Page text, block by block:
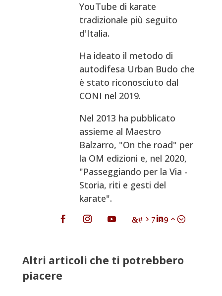
YouTube di karate
tradizionale più seguito
d'Italia.
Ha ideato il metodo di
autodifesa Urban Budo che
è stato riconosciuto dal
CONI nel 2019.
Nel 2013 ha pubblicato
assieme al Maestro
Balzarro, "On the road" per
la OM edizioni e, nel 2020,
"Passeggiando per la Via -
Storia, riti e gesti del
karate".
Altri articoli che ti potrebbero
piacere